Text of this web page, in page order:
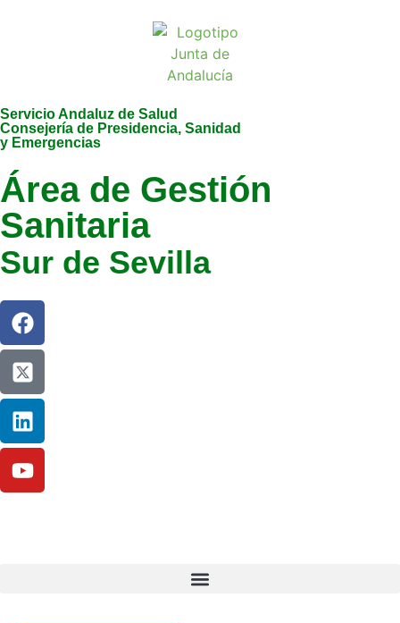
Servicio Andaluz de Salud
Consejería de Presidencia, Sanidad
y Emergencias
Área de Gestión
Sanitaria
Sur de Sevilla